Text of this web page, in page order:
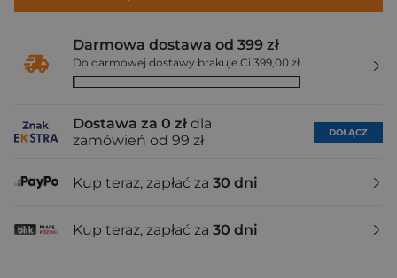
Darmowa dostawa od 399 zł
Do darmowej dostawy brakuje Ci 399,00 zł
Dostawa za 0 zł dla
zamówień od 99 zł
DOŁĄCZ
Kup teraz, zapłać za 30 dni
Kup teraz, zapłać za 30 dni